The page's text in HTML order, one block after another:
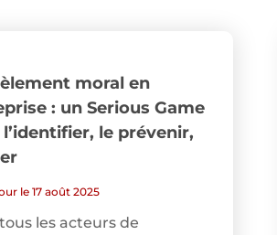
moral en
: un Serious Game
le prévenir,
le 17 août 2025
les acteurs de